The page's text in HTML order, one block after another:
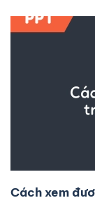
Cách xem